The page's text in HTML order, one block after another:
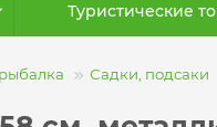
Туристические
Садки, подсаки